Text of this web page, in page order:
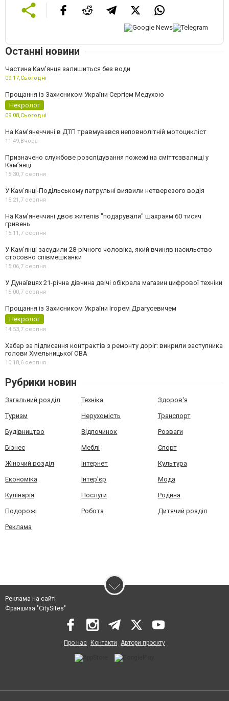
Останні новини
Частина Кам'янця залишиться без води
09:17,Сьогодні
Прощання із Захисником України Сергієм Медухою
Некролог
09:08,Сьогодні
На Кам’янеччині в ДТП травмувався неповнолітній мотоцикліст
11:49,Вчора
Призначено службове розслідування пожежі на сміттєзвалищі у
Кам’янці
15:30,7 серпня
У Кам’янці-Подільському патрульні виявили нетверезого водія
15:21,7 серпня
На Камʼянеччині двоє жителів "подарували" шахраям 60 тисяч
гривень
15:11,7 серпня
У Камʼянці засудили 28-річного чоловіка, який вчиняв насильство
стосовно співмешканки
15:06,7 серпня
У Дунаївцях 21-річна дівчина двічі обікрала магазин цифрової техніки
15:00,7 серпня
Прощання із Захисником України Ігорем Драгусевичем
Некролог
14:53,7 серпня
Хабар за підписання контрактів з ремонту доріг: викрили заступника
голови Хмельницької ОВА
10:18,6 серпня
Рубрики новин
Загальний розділ Техніка Здоров'я
Туризм Нерухомість Транспорт
Будівництво Відпочинок Розваги
Бізнес Меблі Спорт
Жіночий розділ Інтернет Культура
Економіка Інтер'єр Мода
Кулінарія Послуги Родина
Подорожі Робота Дитячий розділ
Реклама
Реклама на сайті
Франшиза "CitySites"
Про нас Контакти Автори проєкту